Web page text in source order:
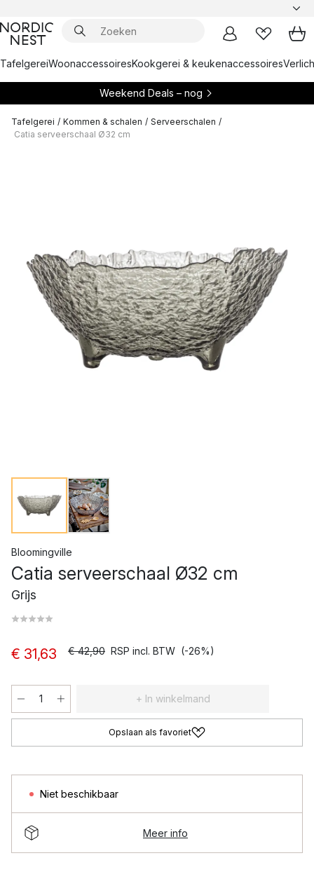
TafelgereiWoonaccessoiresKookgerei & keukenaccessoires
Weekend Deals – nog
Tafelgerei / Kommen & schalen / Serveerschalen /
Catia serveerschaal Ø32 cm
Bloomingville
Catia serveerschaal Ø32 cm
Grijs
€ 31,63 € 42,90 RSP incl. BTW (-26%)
+ In winkelmand
Opslaan als favoriet
Niet beschikbaar
Meer info